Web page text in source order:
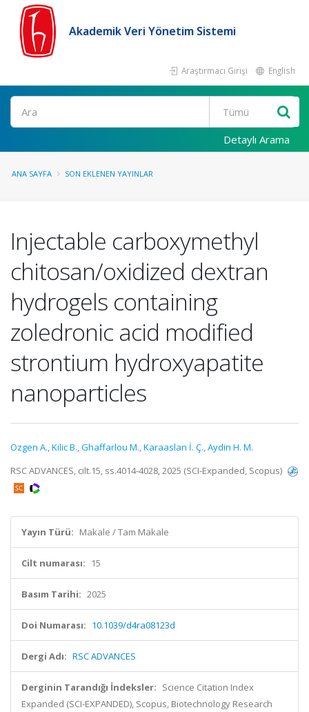
Akademik Veri Yönetim Sistemi
Araştırmacı Girişi English
Ara
Detaylı Arama
ANA SAYFA SON EKLENEN YAYINLAR
Injectable carboxymethyl
chitosan/oxidized dextran
hydrogels containing
zoledronic acid modified
strontium hydroxyapatite
nanoparticles
Ozgen A.,Kilic B.,Ghaffarlou M.,Karaaslan İ. Ç.,Aydin H. M.
RSC ADVANCES, cilt.15, ss.4014-4028, 2025 (SCI-Expanded, Scopus)
Yayın Türü: Makale / Tam Makale
Cilt numarası: 15
Basım Tarihi: 2025
Doi Numarası: 10.1039/d4ra08123d
Dergi Adı: RSC ADVANCES
Derginin Tarandığı İndeksler: Science Citation Index
Expanded (SCI-EXPANDED), Scopus, Biotechnology Research